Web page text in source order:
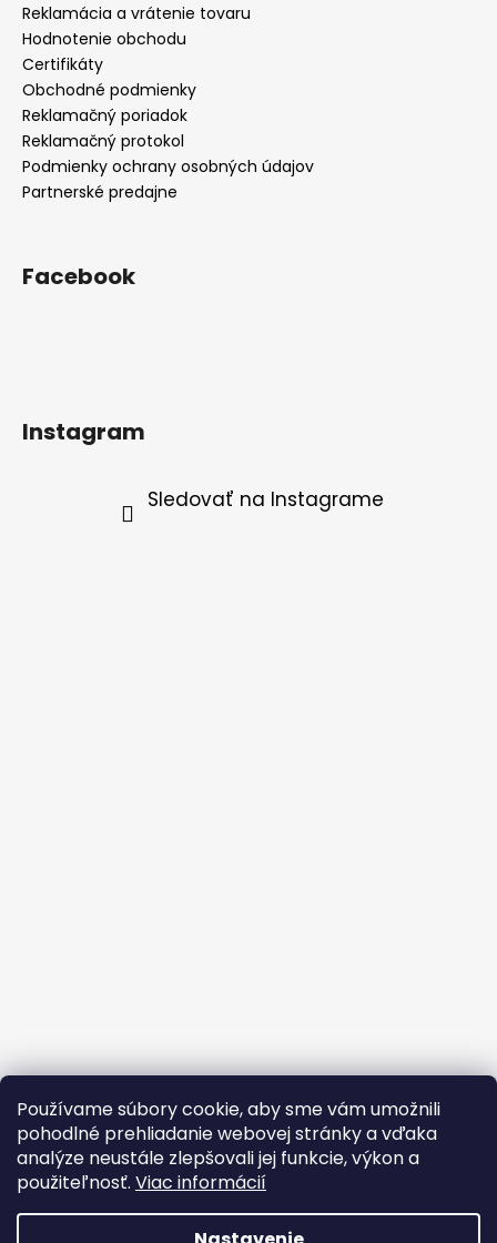
Používame súbory cookie, aby sme vám umožnili
pohodlné prehliadanie webovej stránky a vďaka
analýze neustále zlepšovali jej funkcie, výkon a
použiteľnosť. Viac informácií
Reklamácia a vrátenie tovaru
Hodnotenie obchodu
Certifikáty
Obchodné podmienky
Reklamačný poriadok
Reklamačný protokol
Podmienky ochrany osobných údajov
Partnerské predajne
Facebook
Instagram
Sledovať na Instagrame